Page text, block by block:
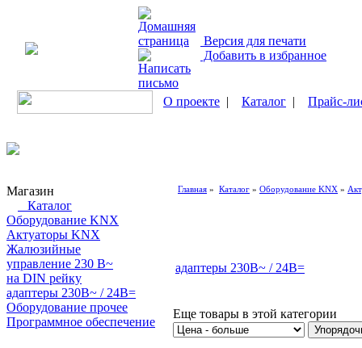
Версия для печати
Добавить в избранное
О проекте | Каталог | Прайс-
Магазин
Каталог
Оборудование KNX
Актуаторы KNX
Жалюзийные
управление 230 В~
на DIN рейку
адаптеры 230В~ / 24В=
Оборудование прочее
Программное обеспечение
Главная » Каталог » Оборудование KNX »
адаптеры 230В~ / 24В=
Еще товары в этой категории